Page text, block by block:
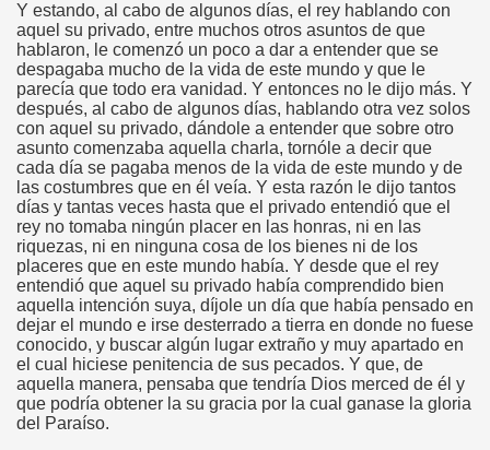
Y estando, al cabo de algunos días, el rey hablando con
aquel su privado, entre muchos otros asuntos de que
hablaron, le comenzó un poco a dar a entender que se
despagaba mucho de la vida de este mundo y que le
parecía que todo era vanidad. Y entonces no le dijo más. Y
después, al cabo de algunos días, hablando otra vez solos
con aquel su privado, dándole a entender que sobre otro
asunto comenzaba aquella charla, tornóle a decir que
cada día se pagaba menos de la vida de este mundo y de
las costumbres que en él veía. Y esta razón le dijo tantos
días y tantas veces hasta que el privado entendió que el
rey no tomaba ningún placer en las honras, ni en las
riquezas, ni en ninguna cosa de los bienes ni de los
placeres que en este mundo había. Y desde que el rey
entendió que aquel su privado había comprendido bien
aquella intención suya, díjole un día que había pensado en
dejar el mundo e irse desterrado a tierra en donde no fuese
conocido, y buscar algún lugar extraño y muy apartado en
el cual hiciese penitencia de sus pecados. Y que, de
aquella manera, pensaba que tendría Dios merced de él y
que podría obtener la su gracia por la cual ganase la gloria
del Paraíso.